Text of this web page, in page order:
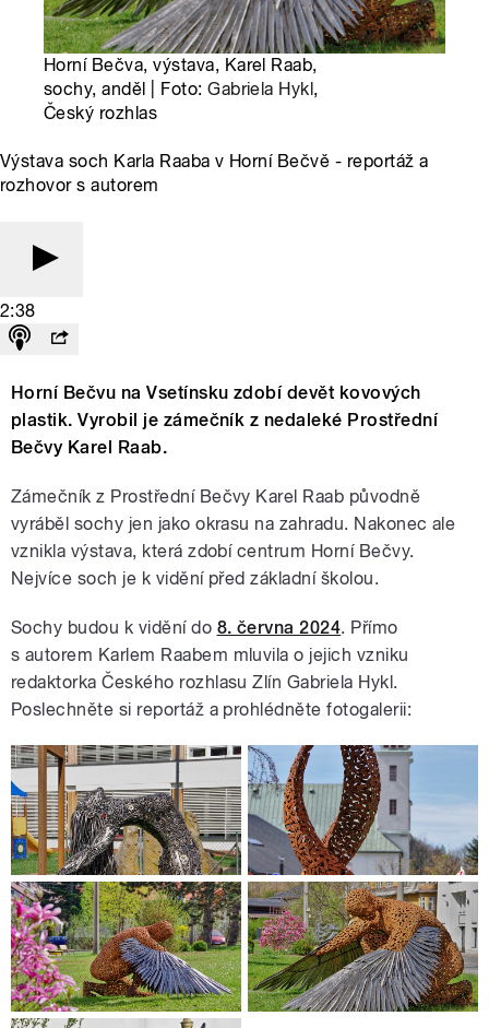
Horní Bečva, výstava, Karel Raab,
sochy, anděl | Foto:Gabriela Hykl,
Český rozhlas
Výstava soch Karla Raaba v Horní Bečvě - reportáž a
rozhovor s autorem
2:38
Horní Bečvu na Vsetínsku zdobí devět kovových
plastik. Vyrobil je zámečník z nedaleké Prostřední
Bečvy Karel Raab.
Zámečník z Prostřední Bečvy Karel Raab původně
vyráběl sochy jen jako okrasu na zahradu. Nakonec ale
vznikla výstava, která zdobí centrum Horní Bečvy.
Nejvíce soch je k vidění před základní školou.
Sochy budou k vidění do 8. června 2024. Přímo
s autorem Karlem Raabem mluvila o jejich vzniku
redaktorka Českého rozhlasu Zlín Gabriela Hykl.
Poslechněte si reportáž a prohlédněte fotogalerii: